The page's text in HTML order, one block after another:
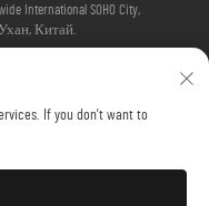
International SOHO City,
Китай.
If you don't want to